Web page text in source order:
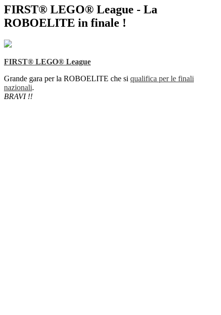
FIRST​® LEGO® League - La
ROBOELITE in finale !
FIRST​® LEGO® League
Grande gara per la ROBOELITE che si qualifica per le finali
nazionali.
BRAVI !!